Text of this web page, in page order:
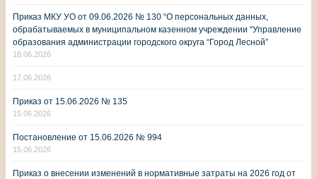
Приказ МКУ УО от 09.06.2026 № 130 “О персональных данных,
обрабатываемых в муниципальном казенном учреждении “Управление
образования администрации городского округа “Город Лесной”
18.06.2026
17.06.2026
Приказ от 15.06.2026 № 135
15.06.2026
Постановление от 15.06.2026 № 994
15.06.2026
Приказ о внесении изменений в нормативные затраты на 2026 год от